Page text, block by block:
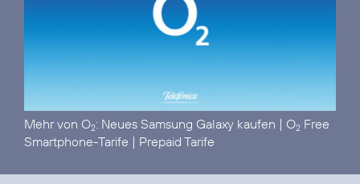
Mehr von O2: Neues Samsung Galaxy kaufen | O2 Free
Smartphone-Tarife | Prepaid Tarife